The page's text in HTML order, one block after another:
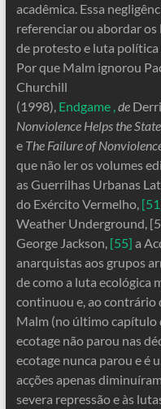
acadêmica. Essa
referenciar ou abordar
de protesto e luta
Por que Malm ignorou
Churchill
(1998), Endgame ,de
Nonviolence Helps the
e The Failure of
que não ler os volumes
as Guerrilhas Urbanas
do Exército Vermelho,
Weather Underground,
George Jackson, [55] a
anarquistas aos grupos
de como a luta ecológica
continuou e, ao contrário
Malm (no último capítulo
ecotage não parou nas
ecotage nunca parou e é
acções apenas
severa repressão e às